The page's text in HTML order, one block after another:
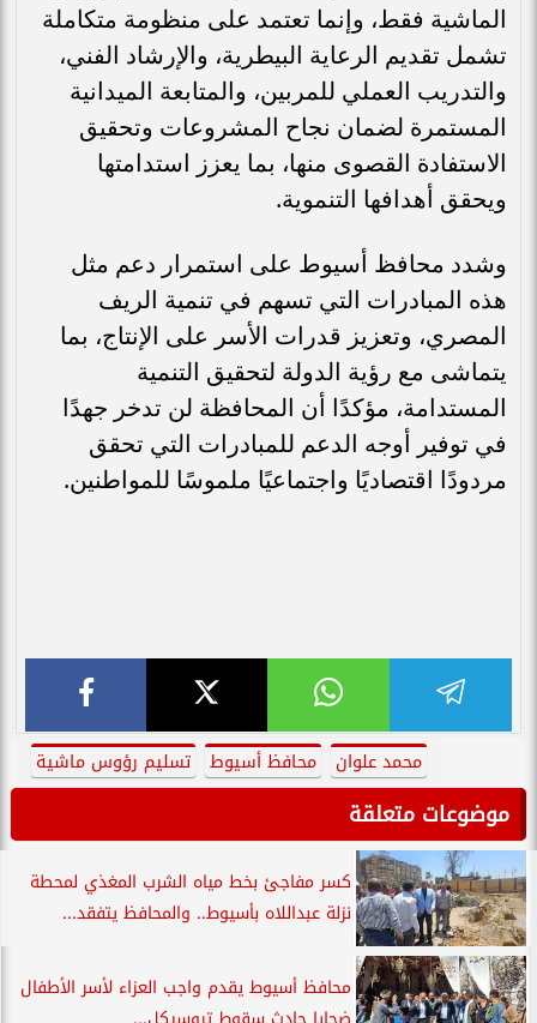
الماشية فقط، وإنما تعتمد على منظومة متكاملة
تشمل تقديم الرعاية البيطرية، والإرشاد الفني،
والتدريب العملي للمربين، والمتابعة الميدانية
المستمرة لضمان نجاح المشروعات وتحقيق
الاستفادة القصوى منها، بما يعزز استدامتها
ويحقق أهدافها التنموية.
وشدد محافظ أسيوط على استمرار دعم مثل
هذه المبادرات التي تسهم في تنمية الريف
المصري، وتعزيز قدرات الأسر على الإنتاج، بما
يتماشى مع رؤية الدولة لتحقيق التنمية
المستدامة، مؤكدًا أن المحافظة لن تدخر جهدًا
في توفير أوجه الدعم للمبادرات التي تحقق
مردودًا اقتصاديًا واجتماعيًا ملموسًا للمواطنين.
محمد علوان محافظ أسيوط تسليم رؤوس ماشية
موضوعات متعلقة
كسر مفاجئ بخط مياه الشرب المغذي لمحطة
نزلة عبداللاه بأسيوط.. والمحافظ يتفقد...
محافظ أسيوط يقدم واجب العزاء لأسر الأطفال